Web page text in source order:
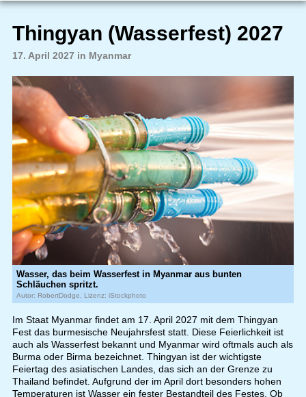
Thingyan (Wasserfest) 2027
17. April 2027 in Myanmar
Wasser, das beim Wasserfest in Myanmar aus bunten
Schläuchen spritzt.
Autor: RobertDodge, Lizenz: iStockphoto
Im Staat Myanmar findet am 17. April 2027 mit dem Thingyan
Fest das burmesische Neujahrsfest statt. Diese Feierlichkeit ist
auch als Wasserfest bekannt und Myanmar wird oftmals auch als
Burma oder Birma bezeichnet. Thingyan ist der wichtigste
Feiertag des asiatischen Landes, das sich an der Grenze zu
Thailand befindet. Aufgrund der im April dort besonders hohen
Temperaturen ist Wasser ein fester Bestandteil des Festes. Ob